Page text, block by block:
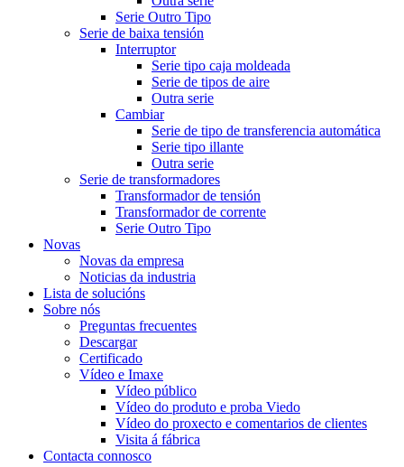
Serie Outro Tipo
Serie de baixa tensión
Interruptor
Serie tipo caja moldeada
Serie de tipos de aire
Outra serie
Cambiar
Serie de tipo de transferencia automática
Serie tipo illante
Outra serie
Serie de transformadores
Transformador de tensión
Transformador de corrente
Serie Outro Tipo
Novas
Novas da empresa
Noticias da industria
Lista de solucións
Sobre nós
Preguntas frecuentes
Descargar
Certificado
Vídeo e Imaxe
Vídeo público
Vídeo do produto e proba Viedo
Vídeo do proxecto e comentarios de clientes
Visita á fábrica
Contacta connosco